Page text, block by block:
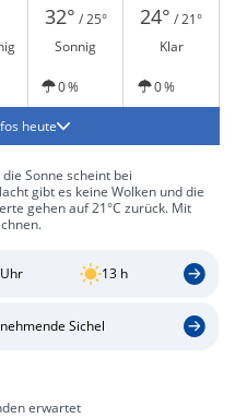
32° / 25° 24° / 21°
Sonnig Klar
0 % 0 %
heute
Sonne scheint bei
gibt es keine Wolken und die
gehen auf 21°C zurück. Mit
13 h
Sichel
erwartet